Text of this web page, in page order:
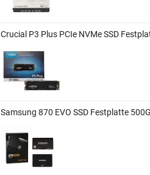
Crucial P3 Plus PCIe NVMe SSD
Samsung 870 EVO SSD Festplatte